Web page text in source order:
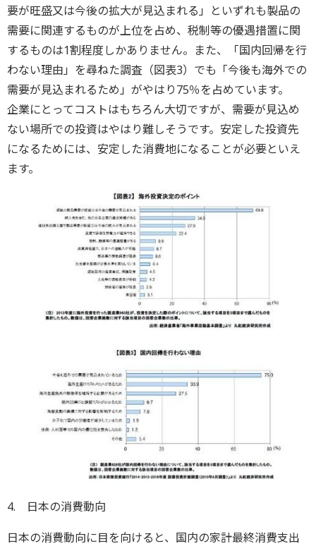
要が旺盛又は今後の拡大が見込まれる」といずれも製品の
需要に関連するものが上位を占め、税制等の優遇措置に関
するものは1割程度しかありません。また、「国内回帰を行
わない理由」を尋ねた調査（図表3）でも「今後も海外での
需要が見込まれるため」がやはり75％を占めています。
企業にとってコストはもちろん大切ですが、需要が見込め
ない場所での投資はやはり難しそうです。安定した投資先
になるためには、安定した消費地になることが必要といえ
ます。
4. 日本の消費動向
日本の消費動向に目を向けると、国内の家計最終消費支出